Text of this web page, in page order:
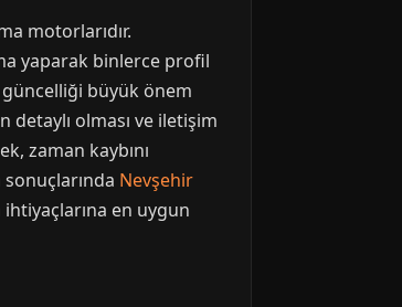
motorlarıdır.
yaparak binlerce profil
büyük önem
olması ve iletişim
zaman kaybını
Nevşehir
en uygun